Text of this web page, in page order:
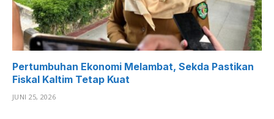
Pertumbuhan Ekonomi Melambat, Sekda Pastikan
Fiskal Kaltim Tetap Kuat
JUNI 25, 2026